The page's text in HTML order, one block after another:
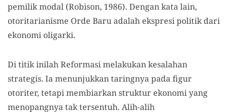
pemilik modal (Robison, 1986). Dengan kata lain,
otoritarianisme Orde Baru adalah ekspresi politik dari
ekonomi oligarki.
Di titik inilah Reformasi melakukan kesalahan
strategis. Ia menunjukkan taringnya pada figur
otoriter, tetapi membiarkan struktur ekonomi yang
menopangnya tak tersentuh. Alih-alih